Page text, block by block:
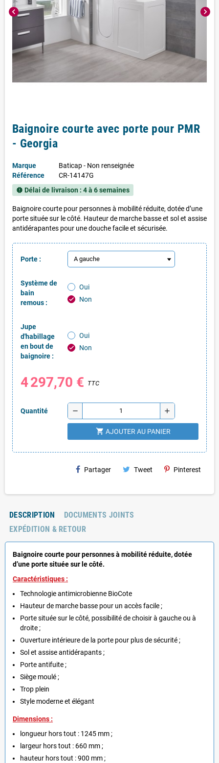
chevron_left chevron_right
Baignoire courte avec porte pour PMR
- Georgia
Marque
Baticap - Non renseignée
Référence
CR-14147G
new_releases Délai de livraison : 4 à 6 semaines
Baignoire courte pour personnes à mobilité réduite, dotée d’une
porte située sur le côté. Hauteur de marche basse et sol et assise
antidérapantes pour une douche facile et sécurisée.
Porte :
Système de
bain
remous :
Oui
check Non
Jupe
d'habillage
en bout de
baignoire :
Oui
check Non
4 297,70 € TTC
Quantité remove add
shopping_cart AJOUTER AU PANIER
Partager Tweet Pinterest
DESCRIPTION
DOCUMENTS JOINTS
EXPÉDITION & RETOUR
Baignoire courte pour personnes à mobilité réduite, dotée
d’une porte située sur le côté.
Caractéristiques :
Technologie antimicrobienne BioCote
Hauteur de marche basse pour un accès facile ;
Porte située sur le côté, possibilité de choisir à gauche ou à
droite ;
Ouverture intérieure de la porte pour plus de sécurité ;
Sol et assise antidérapants ;
Porte antifuite ;
Siège moulé ;
Trop plein
Style moderne et élégant
Dimensions :
longueur hors tout : 1245 mm ;
largeur hors tout : 660 mm ;
hauteur hors tout : 900 mm ;